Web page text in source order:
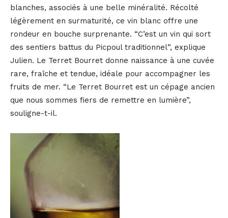
blanches, associés à une belle minéralité. Récolté
légèrement en surmaturité, ce vin blanc offre une
rondeur en bouche surprenante. “C’est un vin qui sort
des sentiers battus du Picpoul traditionnel”, explique
Julien. Le Terret Bourret donne naissance à une cuvée
rare, fraîche et tendue, idéale pour accompagner les
fruits de mer. “Le Terret Bourret est un cépage ancien
que nous sommes fiers de remettre en lumière”,
souligne-t-il.